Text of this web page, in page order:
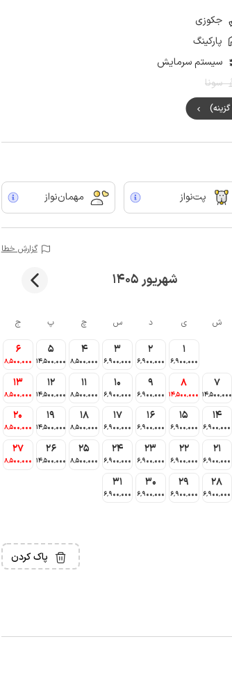
جکوزی
پارکینگ
سیستم سرمایش
سونا
پت‌نواز مهمان‌نواز
گزارش خطا
شهریور 1405
ش ی د س چ پ ج
1
6٬900٬000
2
6٬900٬000
3
6٬900٬000
4
8٬500٬000
5
14٬500٬000
6
8٬500٬000
7
14٬500٬000
8
14٬500٬000
9
6٬900٬000
10
6٬900٬000
11
8٬500٬000
12
14٬500٬000
13
8٬500٬000
14
6٬900٬000
15
6٬900٬000
16
6٬900٬000
17
6٬900٬000
18
8٬500٬000
19
14٬500٬000
20
8٬500٬000
21
6٬900٬000
22
6٬900٬000
23
6٬900٬000
24
6٬900٬000
25
8٬500٬000
26
14٬500٬000
27
8٬500٬000
28
6٬900٬000
29
6٬900٬000
30
6٬900٬000
31
6٬900٬000
پاک کردن